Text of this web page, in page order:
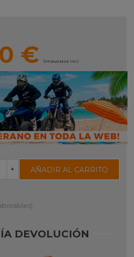
€ (impuestos inc.)
+ AÑADIR AL CARRITO
DEVOLUCIÓN